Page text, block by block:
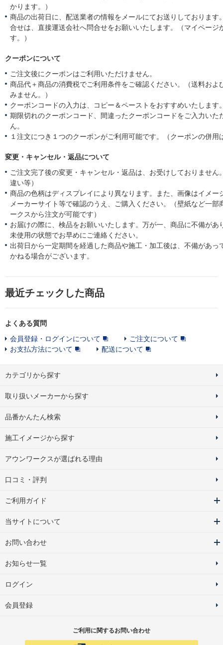
かります。）
商品の出荷日に、配送業者の情報をメールにてお送りしております
合せは、直接運送会社へ問合せをお願いいたします。（マイページ
す。）
クーポンについて
ご注文後にクーポンはご利用いただけません。
商品代＋商品の消費税でご利用条件をご確認ください。（送料およ
みません。）
クーポンコードの入力は、コピー＆ペーストをおすすめいたします
期限切れのクーポンコード、間違ったクーポンコードをご入力いた
ん。
１注文につき１つのクーポンがご利用可能です。（クーポンの併用
変更・キャンセル・返品について
ご注文完了後の変更・キャンセル・返品は、お受けしておりません
違い等）
商品の色柄はディスプレイにより異なります。また、画像はイメー
メーカーサイト等で確認のうえ、ご購入ください。（壁紙など一部
ークスから注文が可能です）
お届けの際に、検品をお願いいたします。万が一、商品に不備があ
未使用の状態でお早めにご連絡ください。
出荷日から一定期間を経過した商品や施工・加工後は、不備があっ
かねる場合がございます。
最近チェックした商品
よくある質問
会員登録・ログインについて
ご注文について
お支払方法について
配送について
カテゴリから探す
取り扱いメーカーから探す
品番かんたん検索
施工イメージから探す
アウンワークスが選ばれる理由
口コミ・評判
ご利用ガイド
当サイトについて
お問い合わせ
お知らせ一覧
ログイン
会員登録
ご利用に関するお問い合わせ